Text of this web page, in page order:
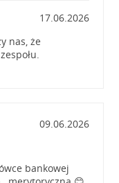
17.06.2026
nas, że
09.06.2026
bankowej